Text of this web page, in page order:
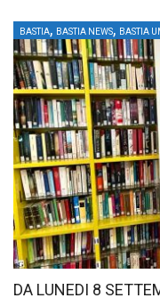
BASTIA, BASTIA NEWS, BASTIA
DA LUNEDI 8